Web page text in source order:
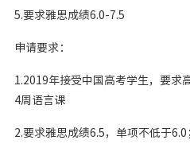
5.要求雅思成绩6.0-7.5
申请要求：
1.2019年接受中国高考学生，要求
4周语言课
2.要求雅思成绩6.5，单项不低于